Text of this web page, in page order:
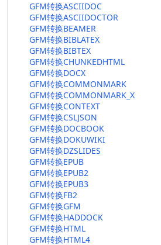
GFM转换ASCIIDOC
GFM转换ASCIIDOCTOR
GFM转换BEAMER
GFM转换BIBLATEX
GFM转换BIBTEX
GFM转换CHUNKEDHTML
GFM转换DOCX
GFM转换COMMONMARK
GFM转换COMMONMARK_X
GFM转换CONTEXT
GFM转换CSLJSON
GFM转换DOCBOOK
GFM转换DOKUWIKI
GFM转换DZSLIDES
GFM转换EPUB
GFM转换EPUB2
GFM转换EPUB3
GFM转换FB2
GFM转换GFM
GFM转换HADDOCK
GFM转换HTML
GFM转换HTML4